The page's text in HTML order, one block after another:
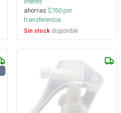
ahorras $760 por
transferencia.
Sin stock disponible